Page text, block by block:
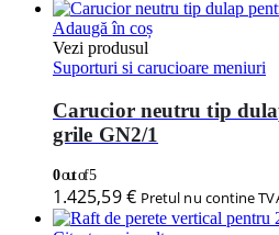
Adaugă în coș
Vezi produsul
Suporturi si carucioare meniuri
Carucior neutru tip
grile GN2/1
0out of 5
1.425,59€ Pretul nu contine